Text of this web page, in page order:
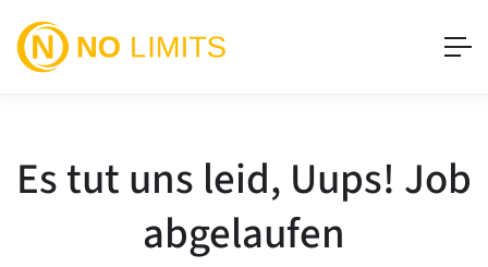
Es tut uns leid, Uups! Job
abgelaufen